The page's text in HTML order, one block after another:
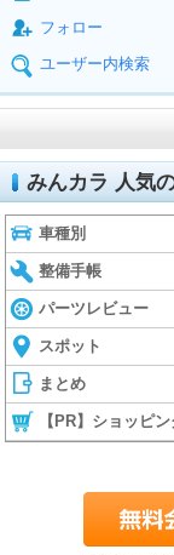
フォロー
ユーザー内検索
みんカラ 人気
車種別
整備手帳
パーツレビュー
スポット
まとめ
【PR】ショッピ